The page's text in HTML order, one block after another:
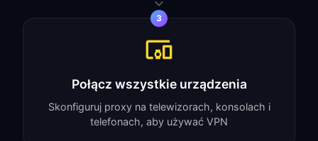
3
Połącz wszystkie urządzenia
Skonfiguruj proxy na telewizorach, konsolach i
telefonach, aby używać VPN